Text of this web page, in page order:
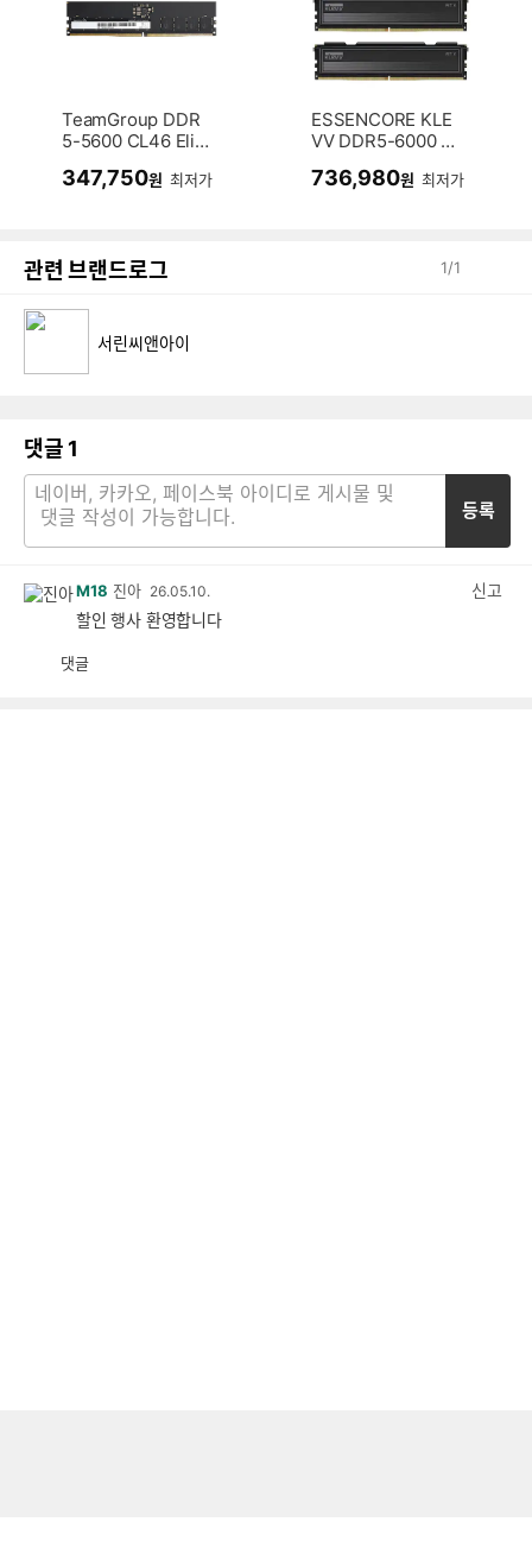
TeamGroup DDR
5-5600 CL46 Elit
347,750원 최저가
ESSENCORE KLE
VV DDR5-6000 C
서린 (32GB(16Gx
736,980원 최저가
관련 브랜드로그 1/1
서린씨앤아이
댓글 1
등록
M18 진아 26.05.10.
신고
할인 행사 환영합니다
댓글